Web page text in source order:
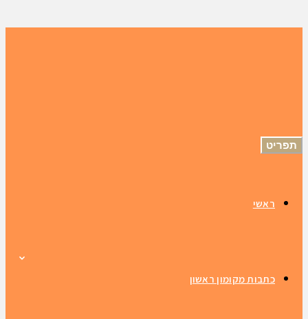
תפריט
ראשי
כתבות מקומון ראשון